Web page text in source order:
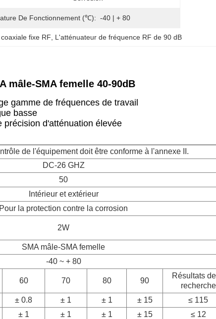
De Fonctionnement (℃): -40 | + 80
fixe RF L'atténuateur de fréquence RF de 90 dB
mâle-SMA femelle 40-90dB
gamme de fréquences de travail
basse
précision d'atténuation élevée
de l'équipement doit être conforme à l'annexe II.
DC-26 GHZ
50
Intérieur et extérieur
Pour la protection contre la corrosion
2W
SMA mâle-SMA femelle
-40 ~ + 80
60 70 80 90
Résultats
recherche
± 0.8 ± 1 ± 1 ± 15
≤ 115
± 1 ± 1 ± 1 ± 15
≤ 12